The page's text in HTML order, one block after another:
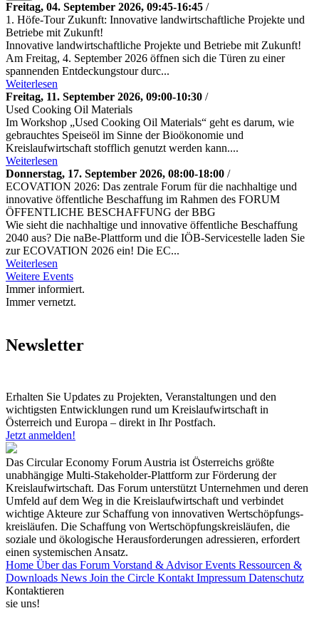
Freitag, 04. September 2026, 09:45-16:45 /
1. Höfe-Tour Zukunft: Innovative landwirtschaftli­che Projekte und
Betriebe mit Zukunft!
Innovative landwirtschaftli­che Projekte und Betriebe mit Zukunft!
Am Freitag, 4. September 2026 öffnen sich die Türen zu einer
spannenden Entdeckungstour durc...
Weiterlesen
Freitag, 11. September 2026, 09:00-10:30 /
Used Cooking Oil Materials
Im Workshop „Used Cooking Oil Materials“ geht es darum, wie
gebrauchtes Speiseöl im Sinne der Bioökonomie und
Kreislaufwirtschaft stofflich genutzt werden kann....
Weiterlesen
Donnerstag, 17. September 2026, 08:00-18:00 /
ECOVATION 2026: Das zentrale Forum für die nachhaltige und
innovative öffentliche Beschaffung im Rahmen des FORUM
ÖFFENTLICHE BESCHAFFUNG der BBG
Wie sieht die nachhaltige und innovative öffentliche Beschaffung
2040 aus? Die naBe-Plattform und die IÖB-Servicestelle laden Sie
zur ECOVATION 2026 ein! Die EC...
Weiterlesen
Weitere Events
Immer informiert.
Immer vernetzt.
Newsletter
Erhalten Sie Updates zu Projekten, Veranstaltungen und den
wichtigsten Entwicklungen rund um Kreislaufwirtschaft in
Österreich und Europa – direkt in Ihr Postfach.
Jetzt anmelden!
Das Circular Economy Forum Austria ist Österreichs größte
unabhängige Multi-Stakeholder-Plattform zur Förderung der
Kreislaufwirtschaft. Das Forum unterstützt Unternehmen und deren
Umfeld auf dem Weg in die Kreislaufwirtschaft und verbindet
wichtige Akteure zur Schaffung von innovativen Wertschöpfungs-
kreisläufen. Die Schaffung von Wertschöpfungskreisläufen, die
soziale und ökologische Herausforderungen adressieren, erfordert
einen systemischen Ansatz.
Home Über das Forum Vorstand & AdvisorEvents Ressourcen &
Downloads News Join the Circle Kontakt Impressum Datenschutz
Kontaktieren
sie uns!